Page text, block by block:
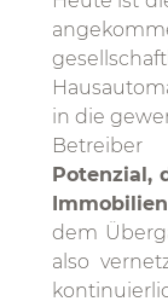
in die
Potenzial,
dem
also